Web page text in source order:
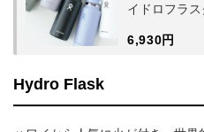
イドロフラス
6,930円
Hydro Flask